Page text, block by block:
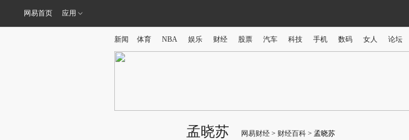
网易首页 应用
新闻 体育 NBA 娱乐 财经 股票 汽车 科技 手机 数码 女人 论坛
孟晓苏 网易财经 > 财经百科 > 孟晓苏